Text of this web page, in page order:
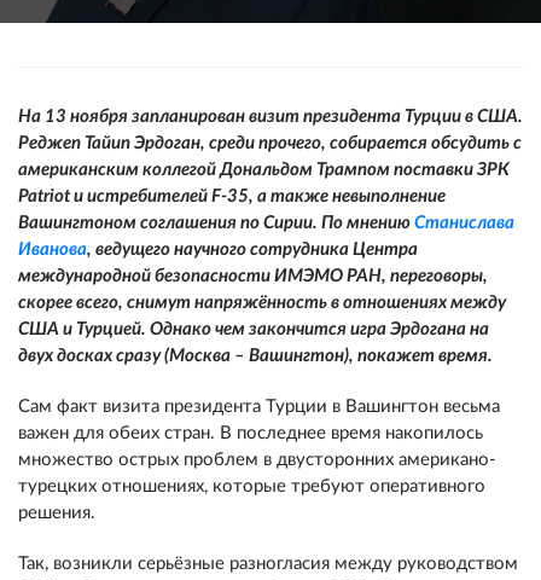
На 13 ноября запланирован визит президента Турции в США.
Реджеп Тайип Эрдоган, среди прочего, собирается обсудить с
американским коллегой Дональдом Трампом поставки ЗРК
Patriot и истребителей F-35, а также невыполнение
Вашингтоном соглашения по Сирии. По мнению Станислава
Иванова, ведущего научного сотрудника Центра
международной безопасности ИМЭМО РАН, переговоры,
скорее всего, снимут напряжённость в отношениях между
США и Турцией. Однако чем закончится игра Эрдогана на
двух досках сразу (Москва – Вашингтон), покажет время.
Сам факт визита президента Турции в Вашингтон весьма
важен для обеих стран. В последнее время накопилось
множество острых проблем в двусторонних американо-
турецких отношениях, которые требуют оперативного
решения.
Так, возникли серьёзные разногласия между руководством